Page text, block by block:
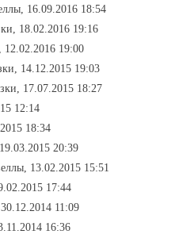
16.09.2016 18:54
18.02.2016 19:16
12.02.2016 19:00
14.12.2015 19:03
17.07.2015 18:27
12:14
18:34
20:39
13.02.2015 15:51
17:44
11:09
16:36